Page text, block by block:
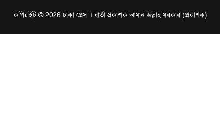
কপিরাইট © 2026 ঢাকা প্রেস । বার্তা প্রকাশক আমান উল্লাহ সরকার (প্রকাশক)